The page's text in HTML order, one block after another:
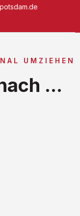
UMZIEHEN
...